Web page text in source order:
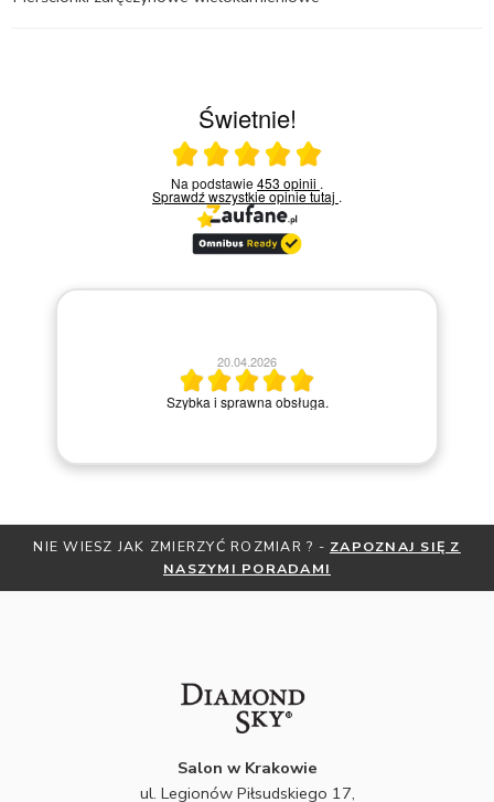
Świetnie!
Ocena średnia 5 na 5
Na podstawie453 opinii .
Sprawdź wszystkie opinietutaj .
20.04.2026
Szybka i sprawna obsługa.
? -ZAPOZNAJ SIĘ Z
OTRZYMAJ BEZPŁATNĄ MIARKĘ
ZNIŻKI
Salon w Krakowie
ul. Legionów Piłsudskiego 17,